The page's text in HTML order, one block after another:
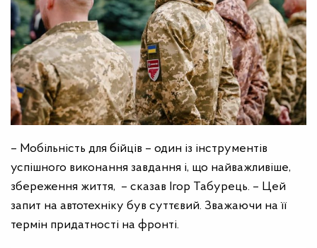
– Мобільність для бійців – один із інструментів
успішного виконання завдання і, що найважливіше,
збереження життя, – сказав Ігор Табурець. – Цей
запит на автотехніку був суттєвий. Зважаючи на її
термін придатності на фронті.